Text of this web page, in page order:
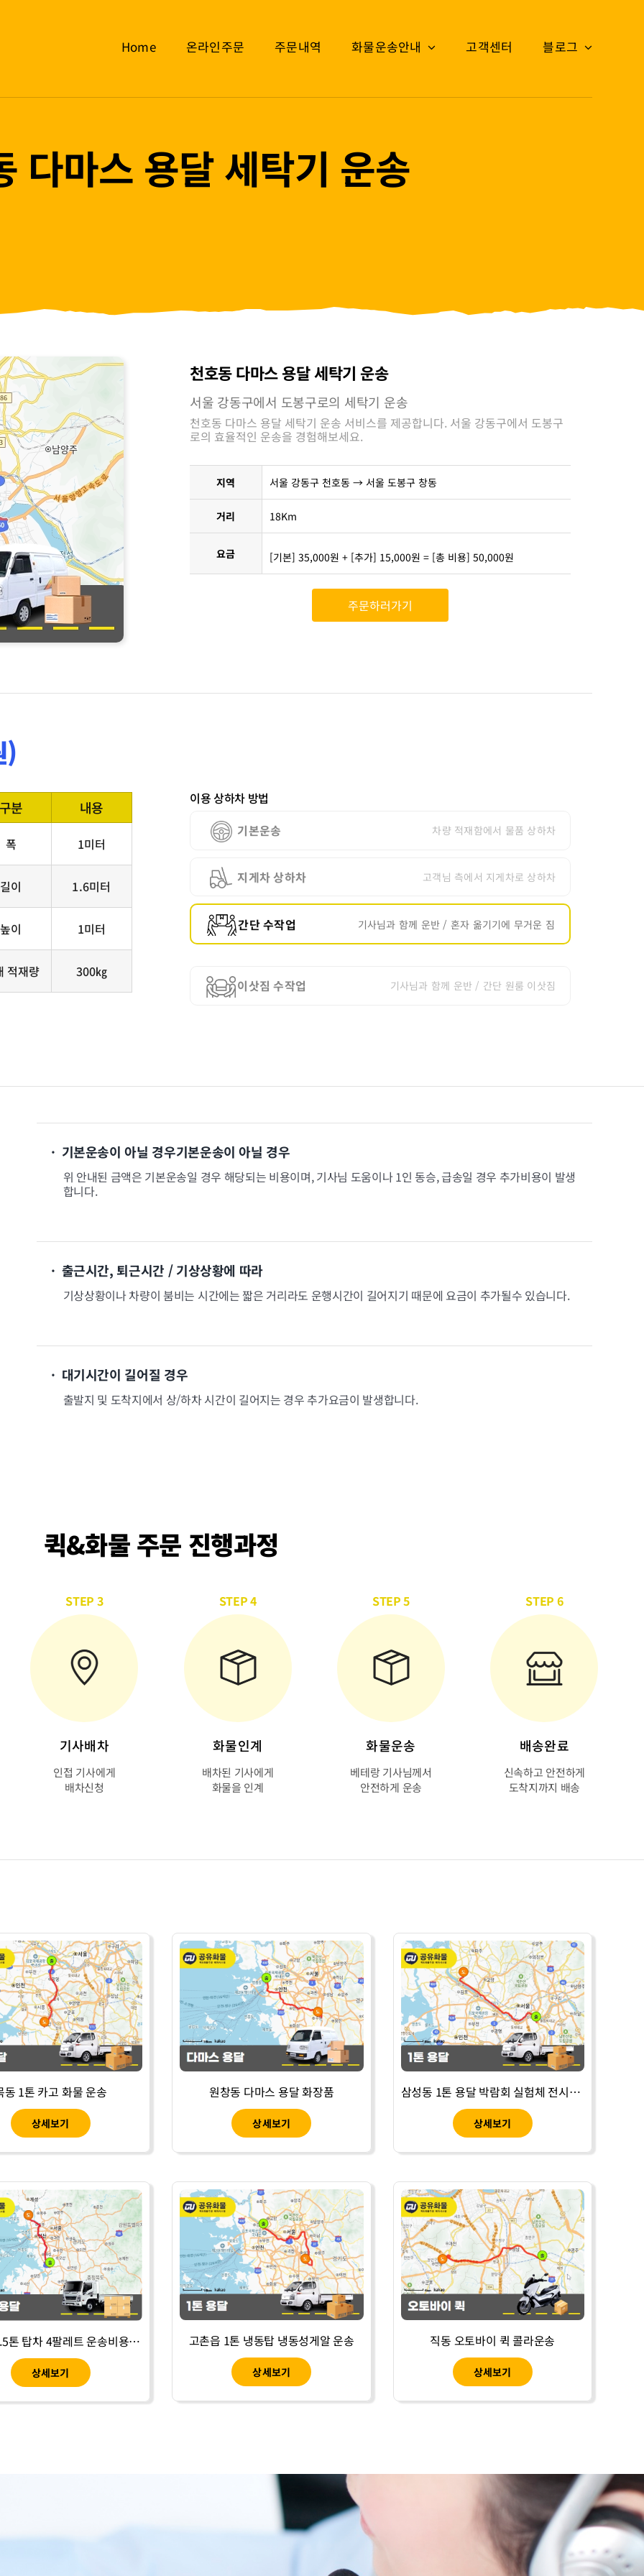
Home 온라인주문 주문내역 화물운송안내 고객센터 블로그
다마스 용달 세탁기 운송
천호동 다마스 용달 세탁기 운송
서울 강동구에서 도봉구로의 세탁기 운송
천호동 다마스 용달 세탁기 운송 서비스를 제공합니다. 서울 강동구에서 도봉구
로의 효율적인 운송을 경험해보세요.
지역 서울 강동구 천호동 → 서울 도봉구 창동
거리 18Km
요금 [기본] 35,000원 + [추가] 15,000원 = [총 비용] 50,000원
주문하러가기
)
구분 내용
폭 1미터
길이 1.6미터
높이 1미터
적재량 300㎏
이용 상하차 방법
기본운송
차량 적재함에서 물품 상하차
지게차 상하차 고객님 측에서 지게차로 상하차
간단 수작업 기사님과 함께 운반 / 혼자 옮기기에 무거운 짐
이삿짐 수작업 기사님과 함께 운반 / 간단 원룸 이삿짐
· 기본운송이 아닐 경우기본운송이 아닐 경우
위 안내된 금액은 기본운송일 경우 해당되는 비용이며, 기사님 도움이나 1인 동승, 급송일 경우 추가비용이 발생
합니다.
· 출근시간, 퇴근시간 / 기상상황에 따라
기상상황이나 차량이 붐비는 시간에는 짧은 거리라도 운행시간이 길어지기 때문에 요금이 추가될수 있습니다.
· 대기시간이 길어질 경우
출발지 및 도착지에서 상/하차 시간이 길어지는 경우 추가요금이 발생합니다.
퀵&화물 주문 진행과정
STEP 3
기사배차
인접 기사에게
배차신청
STEP 4
화물인계
배차된 기사에게
화물을 인계
STEP 5
화물운송
베테랑 기사님께서
안전하게 운송
STEP 6
배송완료
신속하고 안전하게
도착지까지 배송
동 1톤 카고 화물 운송
상세보기
원창동 다마스 용달 화장품
상세보기
삼성동 1톤 용달 박람회 실험체 전시품 운송
상세보기
통진읍 3.5톤 탑차 4팔레트 운송비용-11
상세보기
고촌읍 1톤 냉동탑 냉동성게알 운송
상세보기
직동 오토바이 퀵 콜라운송
상세보기